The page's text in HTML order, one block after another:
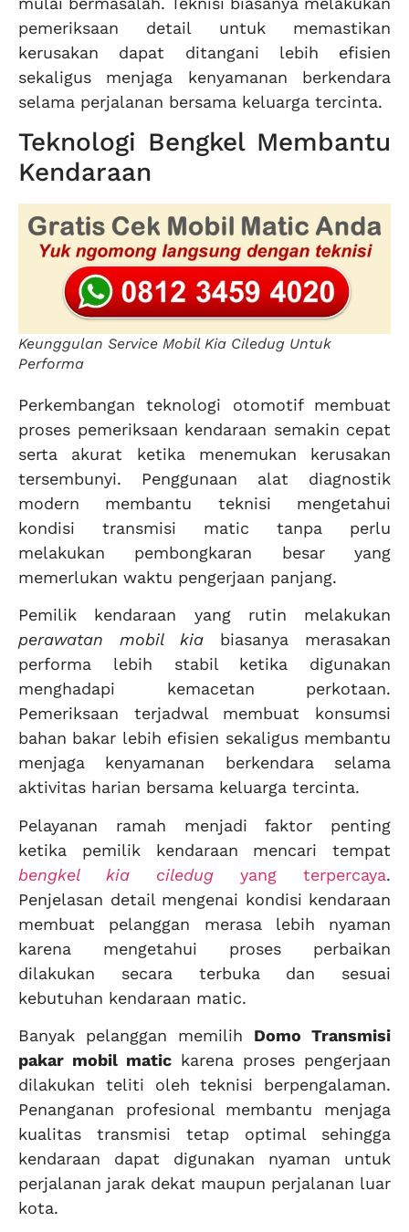
pemeriksaan detail untuk memastikan
kerusakan dapat ditangani lebih efisien
sekaligus menjaga kenyamanan berkendara
selama perjalanan bersama keluarga tercinta.
Teknologi Bengkel Membantu
Kendaraan
Keunggulan Service Mobil Kia Ciledug Untuk
Performa
Perkembangan teknologi otomotif membuat
proses pemeriksaan kendaraan semakin cepat
serta akurat ketika menemukan kerusakan
tersembunyi. Penggunaan alat diagnostik
modern membantu teknisi mengetahui
kondisi transmisi matic tanpa perlu
melakukan pembongkaran besar yang
memerlukan waktu pengerjaan panjang.
Pemilik kendaraan yang rutin melakukan
perawatan mobil kia biasanya merasakan
performa lebih stabil ketika digunakan
menghadapi kemacetan perkotaan.
Pemeriksaan terjadwal membuat konsumsi
bahan bakar lebih efisien sekaligus membantu
menjaga kenyamanan berkendara selama
aktivitas harian bersama keluarga tercinta.
Pelayanan ramah menjadi faktor penting
ketika pemilik kendaraan mencari tempat
bengkel kia ciledug yang terpercaya.
Penjelasan detail mengenai kondisi kendaraan
membuat pelanggan merasa lebih nyaman
karena mengetahui proses perbaikan
dilakukan secara terbuka dan sesuai
kebutuhan kendaraan matic.
Banyak pelanggan memilih Domo Transmisi
pakar mobil matic karena proses pengerjaan
dilakukan teliti oleh teknisi berpengalaman.
Penanganan profesional membantu menjaga
kualitas transmisi tetap optimal sehingga
kendaraan dapat digunakan nyaman untuk
perjalanan jarak dekat maupun perjalanan luar
kota.